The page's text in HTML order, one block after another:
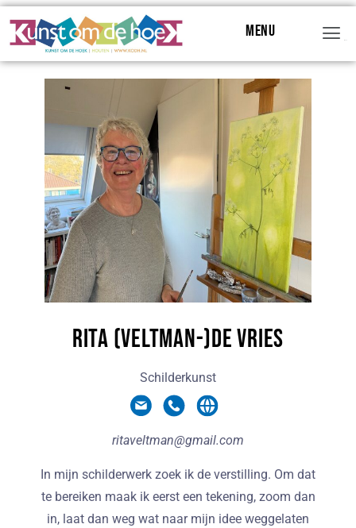
Menu
Rita (Veltman-)de Vries
Schilderkunst
ritaveltman@gmail.com
In mijn schilderwerk zoek ik de verstilling. Om dat
te bereiken maak ik eerst een tekening, zoom dan
in, laat dan weg wat naar mijn idee weggelaten